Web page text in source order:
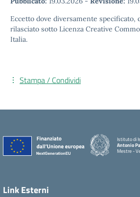
Eccetto dove diversamente specificato,
rilasciato sotto Licenza Creative
Italia.
Stampa / Condividi
Istituto di
Antonio
Mestre -
Link Esterni